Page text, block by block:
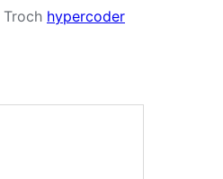
Troch hypercoder